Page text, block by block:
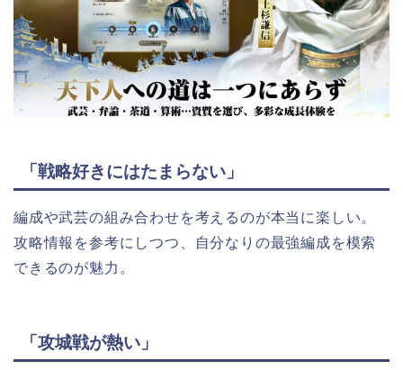
「戦略好きにはたまらない」
編成や武芸の組み合わせを考えるのが本当に楽しい。
攻略情報を参考にしつつ、自分なりの最強編成を模索
できるのが魅力。
「攻城戦が熱い」